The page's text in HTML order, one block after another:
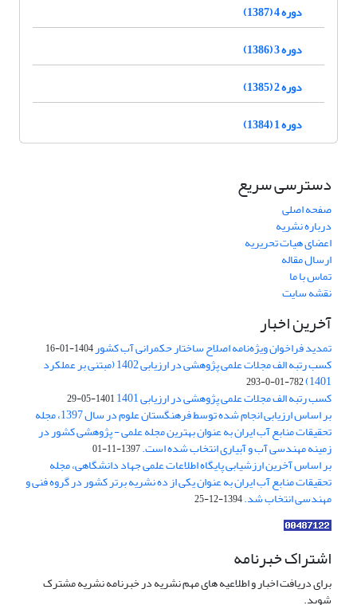
دوره 4 (1387)
دوره 3 (1386)
دوره 2 (1385)
دوره 1 (1384)
دسترسی سریع
صفحه اصلی
درباره نشریه
اعضای هیات تحریریه
ارسال مقاله
تماس با ما
نقشه سایت
آخرین اخبار
تمدید فراخوان ویژه‌نامه اصلاح ساختار حکمرانی آب کشور1404-01-16
کسب رتبه الف مجلات علمی پژوهشی در ارزیابی 1402 (مبتنی بر عملکرد
1401)
782-01-0-293
کسب رتبه الف مجلات علمی پژوهشی در ارزیابی 1401 1401-05-29
بر اساس ارزیابی انجام شده توسط فرهنگستان علوم در سال 1397، مجله
تحقیقات منابع آب ایران به عنوان بهترین مجله علمی - پژوهشی کشور در
زمینه مهندسی آب و آبیاری انتخاب شده است.1397-11-01
بر اساس آخرین ارزشیابی پایگاه اطلاعات علمی جهاد دانشگاهی، مجله
تحقیقات منابع آب ایران به عنوان یکی از ده نشریه برتر کشور در گروه فنی و
مهندسی انتخاب شد.1394-12-25
اشتراک خبرنامه
برای دریافت اخبار و اطلاعیه های مهم نشریه در خبرنامه نشریه مشترک
شوید.